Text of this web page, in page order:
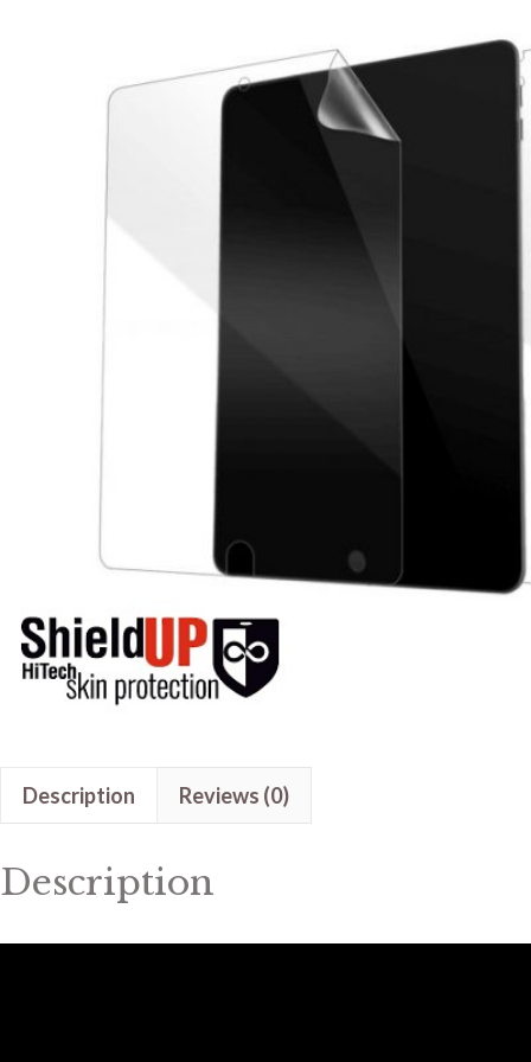
Description Reviews (0)
Description